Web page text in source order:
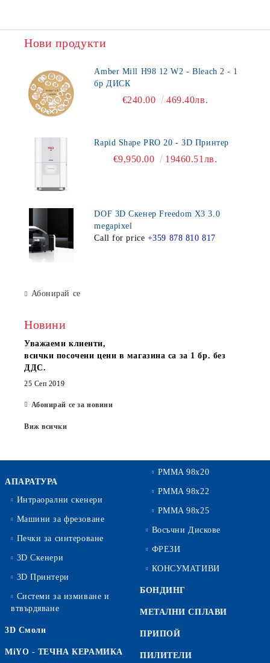
Нови продукти
Amber Mill H98 12 W2 - Bleach 2 - 1
бр ДИСК
€240.00 469.40лв.
Rapid Shape PRO 20 - 3D Принтер
€9,950.00 19460.51лв.
DOF 3D Скенер Freedom X3 3.0
megapixel
Call for price +359 878 810 817
Абонирай се
Новини
Уважаеми клиенти,
всички посочени цени в магазина са за 1 бр. без
ДДС.
25 Сеп 2019
Абонирай се за новини
Виж всички
АПАРАТУРА
Интраорални скенери
Машини за фрезоване
Печки за синтероване
3D Скенери
3D Принтери
Системи за измиване и
втвърдяване
3D Смоли
MiYO - ТЕЧНА КЕРАМИКА
PMMA 98x20
PMMA 98x22
PMMA 98x25
Восъчни Дискове
ФРЕЗИ
КОНСУМАТИВИ
БОНДИНГ
МЕТАЛНИ СПЛАВИ
ПРИПОЙ
ПИЛИТЕЛИ